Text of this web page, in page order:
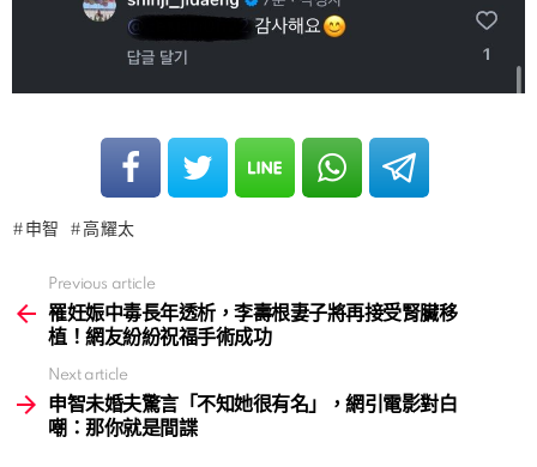
申智 高耀太
more
Previous article
罹妊娠中毒長年透析，李壽根妻子將再接受腎臟移
植！網友紛紛祝福手術成功
Next article
申智未婚夫驚言「不知她很有名」，網引電影對白
嘲：那你就是間諜